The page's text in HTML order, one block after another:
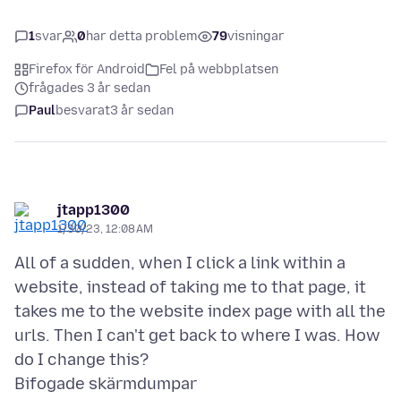
1svar 0har detta problem 79visningar
Firefox för Android
Fel på webbplatsen
frågades 3 år sedan
Paulbesvarat3 år sedan
jtapp1300
1/30/23, 12:08 AM
All of a sudden, when I click a link within a
website, instead of taking me to that page, it
takes me to the website index page with all the
urls. Then I can't get back to where I was. How
Bifogade skärmdumpar